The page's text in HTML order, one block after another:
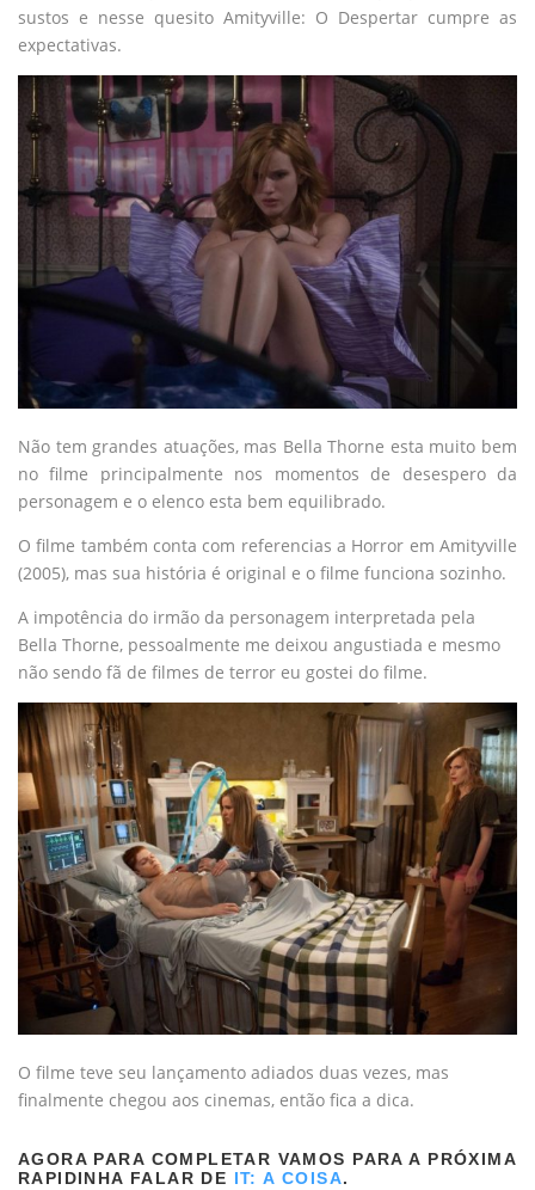
sustos e nesse quesito Amityville: O Despertar cumpre as
expectativas.
Não tem grandes atuações, mas Bella Thorne esta muito bem
no filme principalmente nos momentos de desespero da
personagem e o elenco esta bem equilibrado.
O filme também conta com referencias a Horror em Amityville
(2005), mas sua história é original e o filme funciona sozinho.
A impotência do irmão da personagem interpretada pela
Bella Thorne, pessoalmente me deixou angustiada e mesmo
não sendo fã de filmes de terror eu gostei do filme.
O filme teve seu lançamento adiados duas vezes, mas
finalmente chegou aos cinemas, então fica a dica.
AGORA PARA COMPLETAR VAMOS PARA A PRÓXIMA
RAPIDINHA FALAR DE IT: A COISA.